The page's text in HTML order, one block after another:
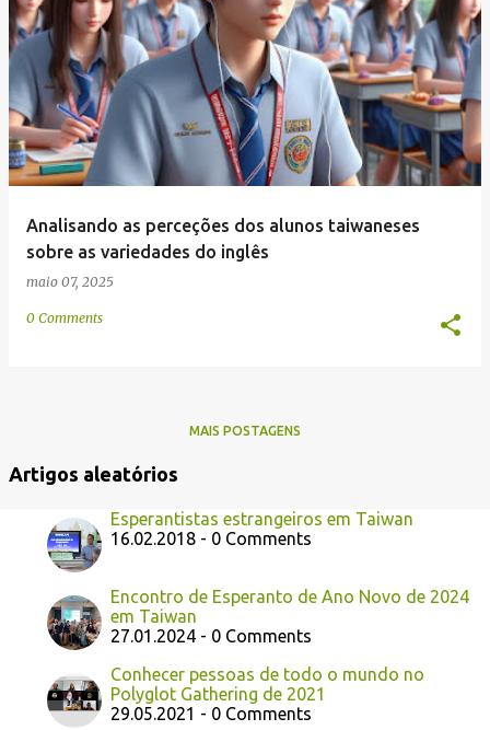
Analisando as perceções dos alunos taiwaneses
sobre as variedades do inglês
maio 07, 2025
0 Comments
MAIS POSTAGENS
Artigos aleatórios
Esperantistas estrangeiros em Taiwan
16.02.2018 - 0 Comments
Encontro de Esperanto de Ano Novo de 2024
em Taiwan
27.01.2024 - 0 Comments
Conhecer pessoas de todo o mundo no
Polyglot Gathering de 2021
29.05.2021 - 0 Comments